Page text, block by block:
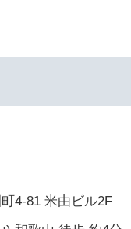
4-81 米由ビル2F